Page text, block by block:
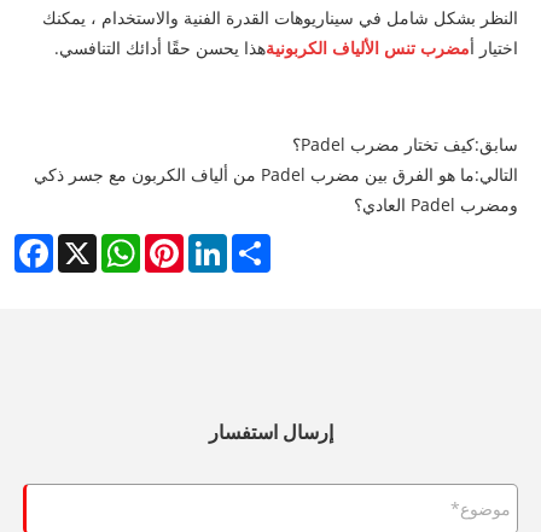
النظر بشكل شامل في سيناريوهات القدرة الفنية والاستخدام ، يمكنك
اختيار أمضرب تنس الألياف الكربونيةهذا يحسن حقًا أدائك التنافسي.
سابق:كيف تختار مضرب Padel؟
التالي:
ما هو الفرق بين مضرب Padel من ألياف الكربون مع جسر ذكي
ومضرب Padel العادي؟
X
WhatsAppPinterestLinkedInShare
إرسال استفسار